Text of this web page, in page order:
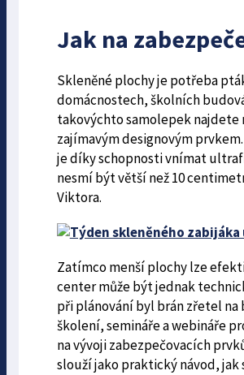
Jak na
Skleněné plochy je potřeba
domácnostech, školních
takovýchto samolepek najdete
zajímavým designovým
je díky schopnosti vnímat
nesmí být větší než 10
Viktora.
Zatímco menší plochy lze
center může být jednak
při plánování byl brán zřetel
školení, semináře a webináře
na vývoji zabezpečovacích
slouží jako praktický návod,